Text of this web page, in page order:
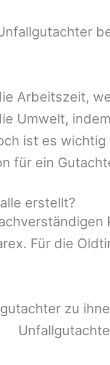
Arbeitszeit,
Umwelt,
ist es
für ein
erstellt?
Für die
zu